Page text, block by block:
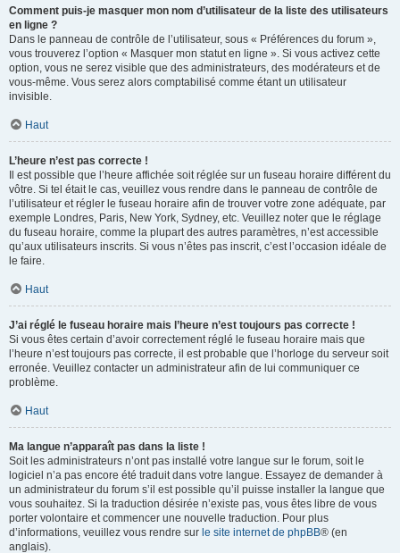
Comment puis-je masquer mon nom d’utilisateur de la liste des utilisateurs
en ligne ?
Dans le panneau de contrôle de l’utilisateur, sous « Préférences du forum »,
vous trouverez l’option « Masquer mon statut en ligne ». Si vous activez cette
option, vous ne serez visible que des administrateurs, des modérateurs et de
vous-même. Vous serez alors comptabilisé comme étant un utilisateur
invisible.
Haut
L’heure n’est pas correcte !
Il est possible que l’heure affichée soit réglée sur un fuseau horaire différent du
vôtre. Si tel était le cas, veuillez vous rendre dans le panneau de contrôle de
l’utilisateur et régler le fuseau horaire afin de trouver votre zone adéquate, par
exemple Londres, Paris, New York, Sydney, etc. Veuillez noter que le réglage
du fuseau horaire, comme la plupart des autres paramètres, n’est accessible
qu’aux utilisateurs inscrits. Si vous n’êtes pas inscrit, c’est l’occasion idéale de
le faire.
Haut
J’ai réglé le fuseau horaire mais l’heure n’est toujours pas correcte !
Si vous êtes certain d’avoir correctement réglé le fuseau horaire mais que
l’heure n’est toujours pas correcte, il est probable que l’horloge du serveur soit
erronée. Veuillez contacter un administrateur afin de lui communiquer ce
problème.
Haut
Ma langue n’apparaît pas dans la liste !
Soit les administrateurs n’ont pas installé votre langue sur le forum, soit le
logiciel n’a pas encore été traduit dans votre langue. Essayez de demander à
un administrateur du forum s’il est possible qu’il puisse installer la langue que
vous souhaitez. Si la traduction désirée n’existe pas, vous êtes libre de vous
porter volontaire et commencer une nouvelle traduction. Pour plus
d’informations, veuillez vous rendre sur le site internet de phpBB® (en
anglais).